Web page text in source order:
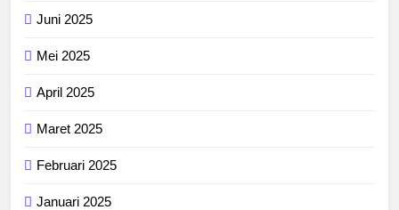
Juni 2025
Mei 2025
April 2025
Maret 2025
Februari 2025
Januari 2025